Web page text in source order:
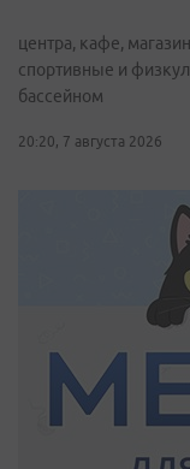
центра, кафе,
спортивные и
бассейном
20:20, 7 августа 2026